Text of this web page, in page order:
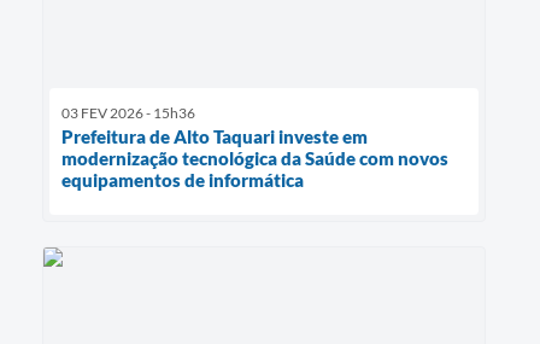
03 FEV 2026 - 15h36
Prefeitura de Alto Taquari investe em
modernização tecnológica da Saúde com novos
equipamentos de informática